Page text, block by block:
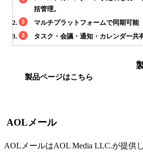
括管理。
マルチプラットフォームで同期可能
タスク・会議・通知・カレンダー共
製品ページはこちら
AOLメール
AOLメールはAOL Media LLC.が提供